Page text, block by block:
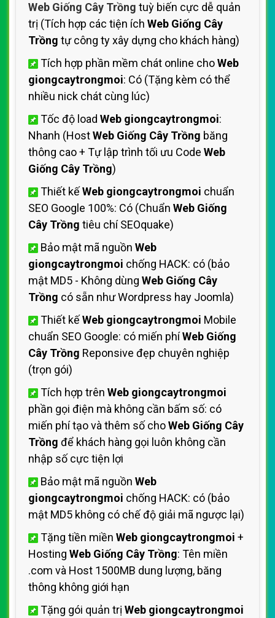
Web Giống Cây Trồng tuỳ biến cực dễ quản
trị (Tích hợp các tiện ích Web Giống Cây
Trồng tự công ty xây dựng cho khách hàng)
Tích hợp phần mềm chát online choWeb
giongcaytrongmoi: Có (Tặng kèm có thể
nhiều nick chát cùng lúc)
Tốc độ load Web giongcaytrongmoi:
Nhanh (HostWeb Giống Cây Trồng băng
thông cao + Tự lập trình tối ưu Code Web
Giống Cây Trồng)
Thiết kếWeb giongcaytrongmoi chuẩn
SEO Google 100%: Có (Chuẩn Web Giống
Cây Trồng tiêu chí SEOquake)
Bảo mật mã nguồn Web
giongcaytrongmoi chống HACK: có (bảo
mật MD5 - Không dùng Web Giống Cây
Trồng có sẵn như Wordpress hay Joomla)
Thiết kếWeb giongcaytrongmoi Mobile
chuẩn SEO Google: có miến phíWeb Giống
Cây Trồng Reponsive đẹp chuyên nghiệp
(trọn gói)
Tích hợp trên Web giongcaytrongmoi
phần gọi điện mà không cần bấm số: có
miến phí tạo và thêm số choWeb Giống Cây
Trồng để khách hàng gọi luôn không cần
nhập số cực tiện lợi
Bảo mật mã nguồn Web
giongcaytrongmoi chống HACK: có (bảo
mật MD5 không có chế độ giải mã ngược lại)
Tặng tiền miền Web giongcaytrongmoi +
Hosting Web Giống Cây Trồng: Tên miền
.com và Host 1500MB dung lượng, băng
thông không giới hạn
Tặng gói quản trị Web giongcaytrongmoi